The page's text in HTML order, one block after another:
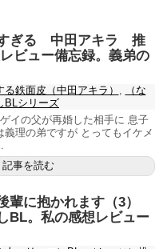
ぎる 中田アキラ 推
ビュー備忘録。義弟の
る鉄面皮（中田アキラ） ,
（な
BLシリーズ
イの父が再婚した相手に 息子
義理の弟ですが とってもイケメ
記事を読む
輩に抱かれます（3）
。私の感想レビュー